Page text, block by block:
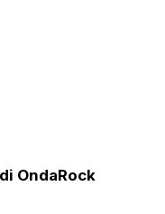
OndaRock